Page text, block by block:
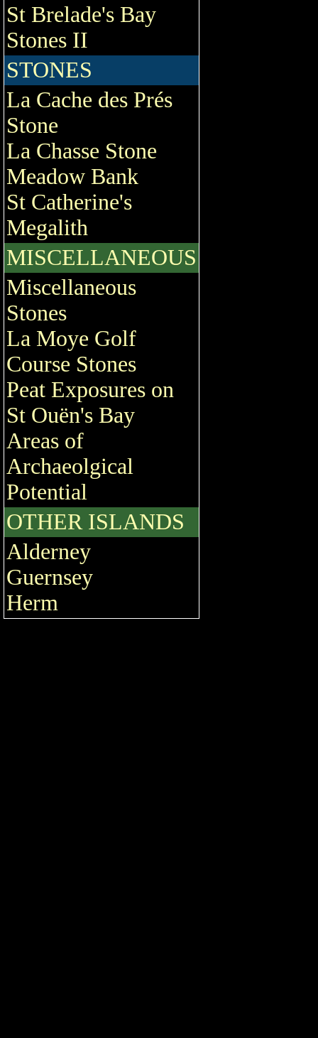
St Brelade's Bay
Stones II
STONES
La Cache des Prés
Stone
La Chasse Stone
Meadow Bank
St Catherine's
Megalith
MISCELLANEOUS
Miscellaneous
Stones
La Moye Golf
Course Stones
Peat Exposures on
St Ouën's Bay
Areas of
Archaeolgical
Potential
OTHER ISLANDS
Alderney
Guernsey
Herm